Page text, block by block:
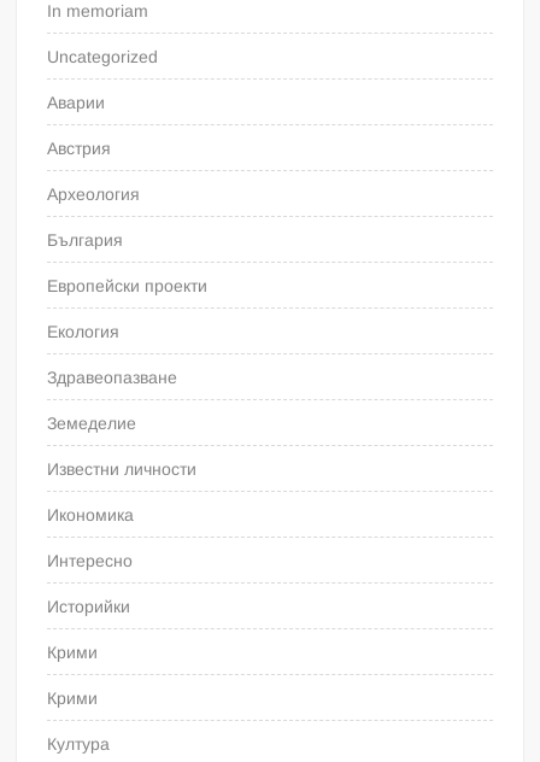
In memoriam
Uncategorized
Аварии
Австрия
Археология
България
Европейски проекти
Екология
Здравеопазване
Земеделие
Известни личности
Икономика
Интересно
Историйки
Крими
Крими
Култура